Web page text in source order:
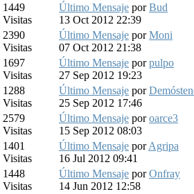
1449
Visitas
Último Mensaje porBud
13 Oct 2012 22:39
2390
Visitas
Último Mensaje porMoni
07 Oct 2012 21:38
1697
Visitas
Último Mensaje porpulpo
27 Sep 2012 19:23
1288
Visitas
Último Mensaje por
25 Sep 2012 17:46
2579
Visitas
Último Mensaje poroarce3
15 Sep 2012 08:03
1401
Visitas
Último Mensaje porAgripa
16 Jul 2012 09:41
1448
Visitas
Último Mensaje porOnfray
14 Jun 2012 12:58